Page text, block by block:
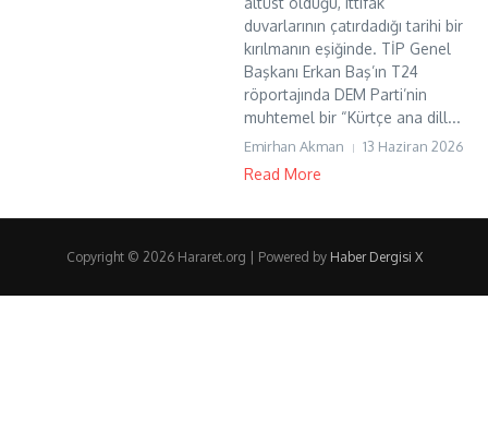
duvarlarının çatırdadığı tarihi bir
kırılmanın eşiğinde. TİP Genel
Başkanı Erkan Baş’ın T24
röportajında DEM Parti’nin
muhtemel bir “Kürtçe ana dill...
Emirhan Akman 13 Haziran 2026
Read More
Copyright © 2026 Hararet.org | Powered by Haber Dergisi X